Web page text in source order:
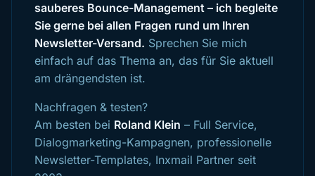
sauberes Bounce-Management – ich begleite
Sie gerne bei allen Fragen rund um Ihren
Newsletter-Versand. Sprechen Sie mich
einfach auf das Thema an, das für Sie aktuell
am drängendsten ist.
Nachfragen & testen?
Am besten bei Roland Klein – Full Service,
Dialogmarketing-Kampagnen, professionelle
Newsletter-Templates, Inxmail Partner seit